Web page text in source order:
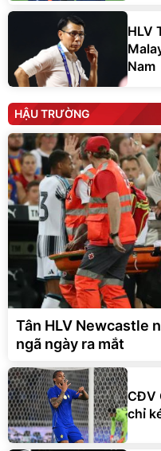
HLV
Nam
HẬU TRƯỜNG
Tân HLV Newcastle
ngã ngày ra mắt
CĐV
chỉ